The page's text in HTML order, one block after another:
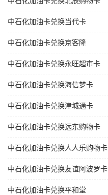
中石化加油卡兑换当代卡
中石化加油卡兑换京客隆
中石化加油卡兑换永旺超市卡
中石化加油卡兑换海信梦卡
中石化加油卡兑换津城通卡
中石化加油卡兑换远东购物卡
中石化加油卡兑换人人乐购物卡
中石化加油卡兑换友谊阿波罗卡
中石化加油卡兑换平和堂